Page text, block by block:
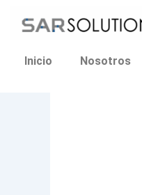
Inicio Nosotros